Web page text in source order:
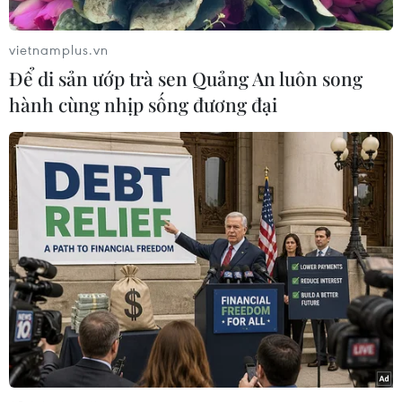
#Bắc bộ #Đồng bằng #Sông Hồng
#Đông xuân
#Thủy điện
Hòa Bình Lào Cai
Phú Thọ
Tuyên Quang
Yên Bái
vietnamplus.vn
Để di sản ướp trà sen Quảng An luôn song
hành cùng nhịp sống đương đại